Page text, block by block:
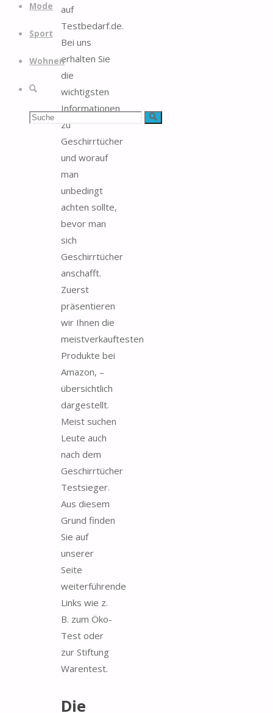
Mode
Sport
Wohnen
Suche
Suchen Suche
auf
Testbedarf.de.
Bei uns
erhalten Sie
die
wichtigsten
Informationen
zu
Geschirrtücher
und worauf
man
unbedingt
achten sollte,
bevor man
sich
Geschirrtücher
anschafft.
Zuerst
präsentieren
wir Ihnen die
meistverkauftesten
Produkte bei
Amazon, –
übersichtlich
dargestellt.
Meist suchen
Leute auch
nach dem
Geschirrtücher
Testsieger.
Aus diesem
Grund finden
Sie auf
unserer
Seite
weiterführende
Links wie z.
B. zum Öko-
Test oder
zur Stiftung
Warentest.
Die